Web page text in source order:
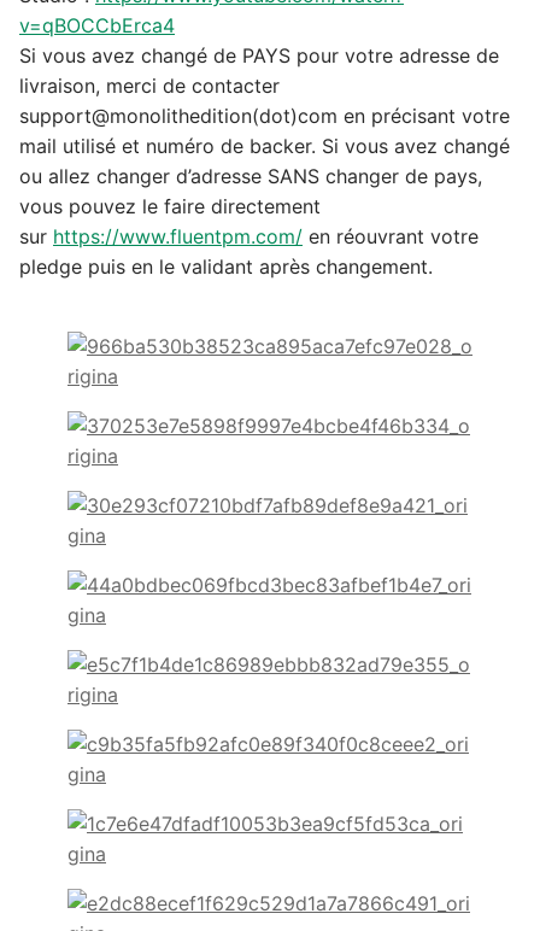
v=qBOCCbErca4
Si vous avez changé de PAYS pour votre adresse de
livraison, merci de contacter
support@monolithedition(dot)com en précisant votre
mail utilisé et numéro de backer. Si vous avez changé
ou allez changer d’adresse SANS changer de pays,
vous pouvez le faire directement
sur https://www.fluentpm.com/ en réouvrant votre
pledge puis en le validant après changement.